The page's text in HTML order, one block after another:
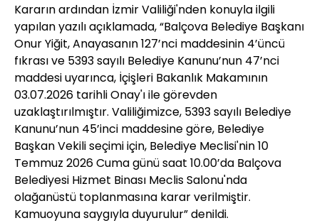
Kararın ardından İzmir Valiliği'nden konuyla ilgili
yapılan yazılı açıklamada, “Balçova Belediye Başkanı
Onur Yiğit, Anayasanın 127’nci maddesinin 4’üncü
fıkrası ve 5393 sayılı Belediye Kanunu’nun 47’nci
maddesi uyarınca, İçişleri Bakanlık Makamının
03.07.2026 tarihli Onay'ı ile görevden
uzaklaştırılmıştır. Valiliğimizce, 5393 sayılı Belediye
Kanunu’nun 45’inci maddesine göre, Belediye
Başkan Vekili seçimi için, Belediye Meclisi'nin 10
Temmuz 2026 Cuma günü saat 10.00’da Balçova
Belediyesi Hizmet Binası Meclis Salonu'nda
olağanüstü toplanmasına karar verilmiştir.
Kamuoyuna saygıyla duyurulur” denildi.